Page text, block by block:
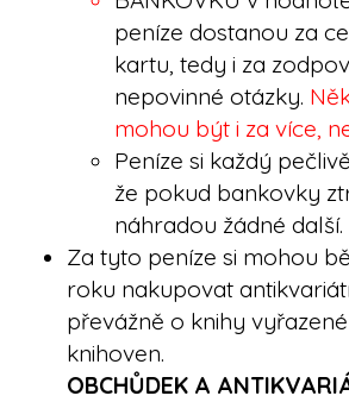
peníze dostanou za
kartu, tedy i za
nepovinné otázky.
mohou být i za více,
Peníze si každý
že pokud bankovky
náhradou žádné další.
Za tyto peníze si mohou
roku nakupovat
převážně o knihy
knihoven.
OBCHŮDEK A